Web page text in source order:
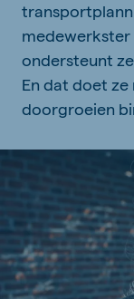
medewerkster
ondersteunt
En dat doet
doorgroeien